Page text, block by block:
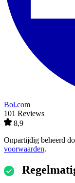
Bol.com
101 Reviews
8,9
Onpartijdig beheerd
voorwaarden.